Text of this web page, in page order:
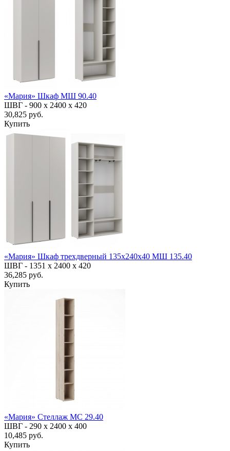
«Мария» Шкаф МШ 90.40
ШВГ - 900 х 2400 х 420
30,825 руб.
Купить
«Мария» Шкаф трехдверный 135х240х40 МШ 135.40
ШВГ - 1351 х 2400 х 420
36,285 руб.
Купить
«Мария» Стеллаж МС 29.40
ШВГ - 290 х 2400 х 400
10,485 руб.
Купить